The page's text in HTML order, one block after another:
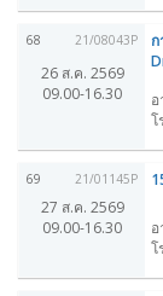
68 21/08043P
26 ส.ค. 2569
09.00-16.30
ก
โ
69 21/01145P
27 ส.ค. 2569
09.00-16.30
โ